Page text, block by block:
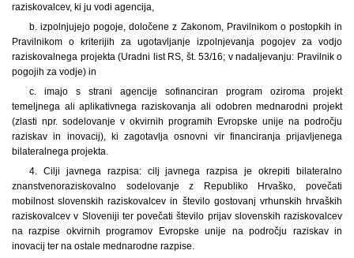
raziskovalcev, ki ju vodi agencija,
b. izpolnjujejo pogoje, določene z Zakonom, Pravilnikom o postopkih in
Pravilnikom o kriterijih za ugotavljanje izpolnjevanja pogojev za vodjo
raziskovalnega projekta (Uradni list RS, št. 53/16; v nadaljevanju: Pravilnik o
pogojih za vodje) in
c. imajo s strani agencije sofinanciran program oziroma projekt
temeljnega ali aplikativnega raziskovanja ali odobren mednarodni projekt
(zlasti npr. sodelovanje v okvirnih programih Evropske unije na področju
raziskav in inovacij), ki zagotavlja osnovni vir financiranja prijavljenega
bilateralnega projekta.
4. Cilji javnega razpisa: cilj javnega razpisa je okrepiti bilateralno
znanstvenoraziskovalno sodelovanje z Republiko Hrvaško, povečati
mobilnost slovenskih raziskovalcev in število gostovanj vrhunskih hrvaških
raziskovalcev v Sloveniji ter povečati število prijav slovenskih raziskovalcev
na razpise okvirnih programov Evropske unije na področju raziskav in
inovacij ter na ostale mednarodne razpise.